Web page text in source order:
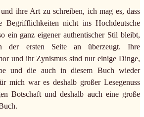
ihre Art zu schreiben, ich mag es, dass
Begrifflichkeiten nicht ins Hochdeutsche
ein ganz eigener authentischer Stil bleibt,
der ersten Seite an überzeugt. Ihre
und ihr Zynismus sind nur einige Dinge,
und die auch in diesem Buch wieder
mich war es deshalb großer Lesegenuss
Botschaft und deshalb auch eine große